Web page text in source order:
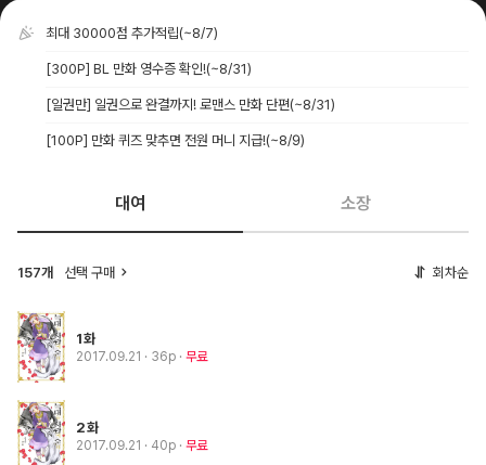
최대 30000점 추가적립(~8/7)
[300P] BL 만화 영수증 확인!(~8/31)
[일권만] 일권으로 완결까지! 로맨스 만화 단편(~8/31)
[100P] 만화 퀴즈 맞추면 전원 머니 지급!(~8/9)
대여 소장
157개 선택 구매 회차순
1화
2017.09.21 · 36p 무료
2화
2017.09.21 · 40p 무료